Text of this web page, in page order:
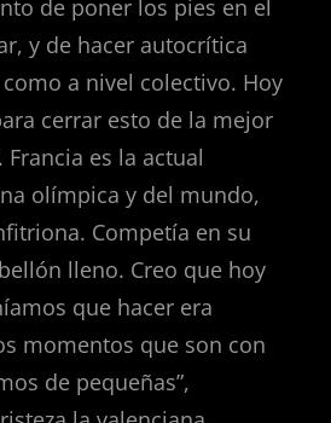
de poner los pies en el
y de hacer autocrítica
a nivel colectivo. Hoy
cerrar esto de la mejor
es la actual
olímpica y del mundo,
Competía en su
lleno. Creo que hoy
que hacer era
momentos que son con
de pequeñas”,